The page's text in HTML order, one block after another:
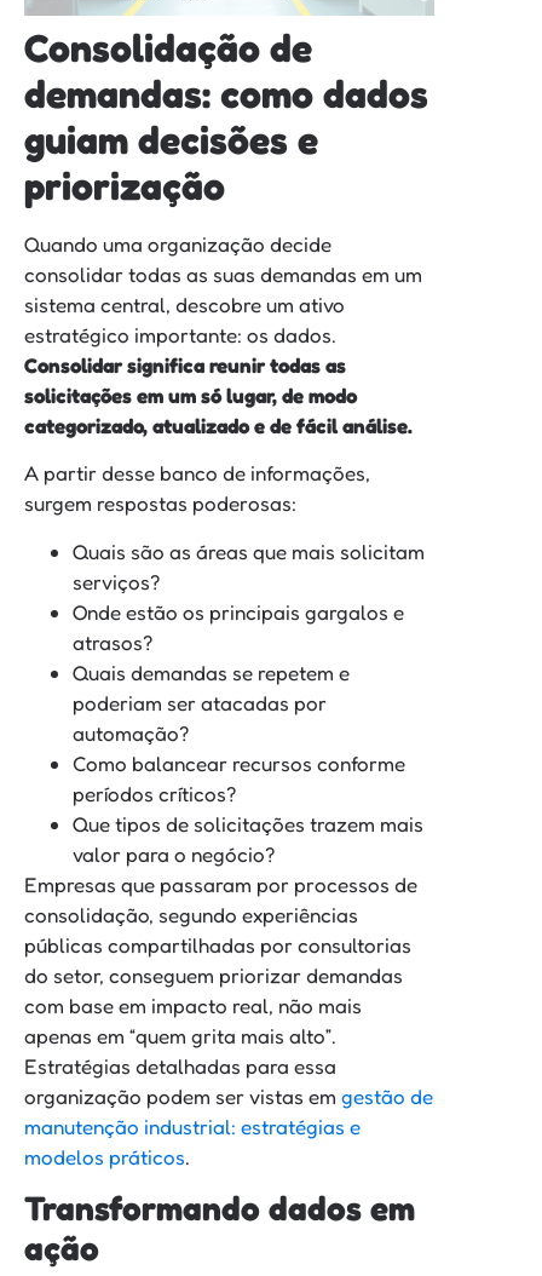
Consolidação de
demandas: como dados
guiam decisões e
priorização
Quando uma organização decide
consolidar todas as suas demandas em um
sistema central, descobre um ativo
estratégico importante: os dados.
Consolidar significa reunir todas as
solicitações em um só lugar, de modo
categorizado, atualizado e de fácil análise.
A partir desse banco de informações,
surgem respostas poderosas:
Quais são as áreas que mais solicitam
serviços?
Onde estão os principais gargalos e
atrasos?
Quais demandas se repetem e
poderiam ser atacadas por
automação?
Como balancear recursos conforme
períodos críticos?
Que tipos de solicitações trazem mais
valor para o negócio?
Empresas que passaram por processos de
consolidação, segundo experiências
públicas compartilhadas por consultorias
do setor, conseguem priorizar demandas
com base em impacto real, não mais
apenas em “quem grita mais alto”.
Estratégias detalhadas para essa
organização podem ser vistas em gestão de
manutenção industrial: estratégias e
modelos práticos.
Transformando dados em
ação